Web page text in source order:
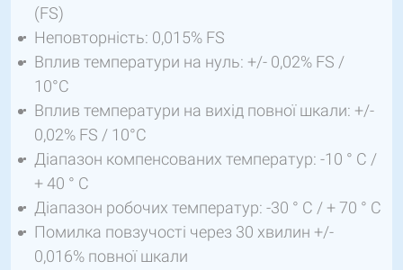
(FS)
Неповторність: 0,015% FS
Вплив температури на нуль: +/- 0,02% FS /
10°C
Вплив температури на вихід повної шкали: +/-
0,02% FS / 10°C
Діапазон компенсованих температур: -10 ° C /
+ 40 ° C
Діапазон робочих температур: -30 ° C / + 70 ° C
Помилка повзучості через 30 хвилин +/-
0,016% повної шкали